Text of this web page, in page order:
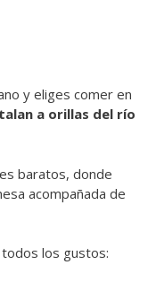
y eliges comer en
a orillas del río
baratos, donde
acompañada de
los gustos: